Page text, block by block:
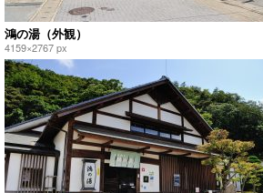
鴻の湯（外観）
4159×2767 px